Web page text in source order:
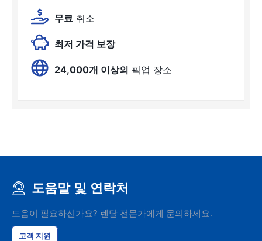
무료 취소
최저 가격 보장
24,000개 이상의 픽업 장소
도움말 및 연락처
도움이 필요하신가요? 렌탈 전문가에게 문의하세요.
고객 지원